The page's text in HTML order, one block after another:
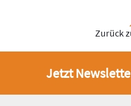
Zurück
Jetzt